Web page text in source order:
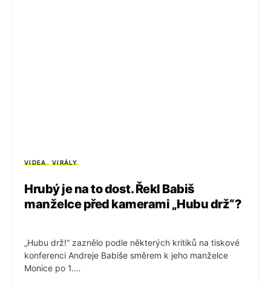
VIDEA VIRÁLY
Hrubý je na to dost. Řekl Babiš
manželce před kamerami „Hubu drž“?
„Hubu drž!“ zaznělo podle některých kritiků na tiskové
konferenci Andreje Babiše směrem k jeho manželce
Monice po 1.…